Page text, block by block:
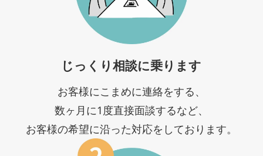
じっくり相談に乗ります
お客様にこまめに連絡をする、
数ヶ月に1度直接面談するなど、
お客様の希望に沿った対応をしております。